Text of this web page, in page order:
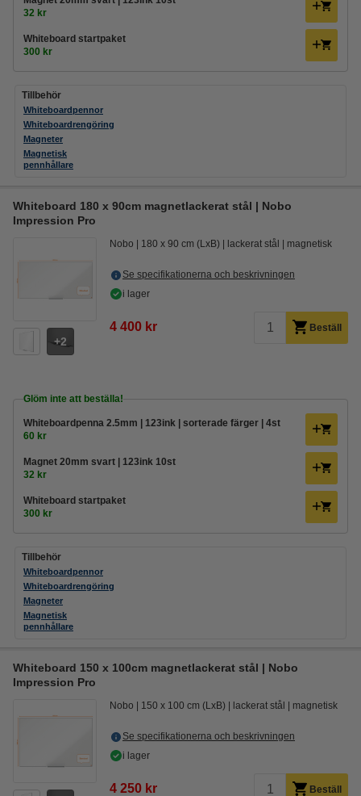
32 kr
Whiteboard startpaket
300 kr
Tillbehör
Whiteboardpennor
Whiteboardrengöring
Magneter
Magnetisk
pennhållare
Whiteboard 180 x 90cm magnetlackerat stål | Nobo
Impression Pro
2
Nobo 180 x 90 cm (LxB) lackerat stål magnetisk
Se specifikationerna och beskrivningen
i lager
4 400 kr Beställ
Glöm inte att beställa!
Whiteboardpenna 2.5mm | 123ink | sorterade färger | 4st
60 kr
Magnet 20mm svart | 123ink 10st
32 kr
Whiteboard startpaket
300 kr
Tillbehör
Whiteboardpennor
Whiteboardrengöring
Magneter
Magnetisk
pennhållare
Whiteboard 150 x 100cm magnetlackerat stål | Nobo
Impression Pro
Nobo 150 x 100 cm (LxB) lackerat stål magnetisk
Se specifikationerna och beskrivningen
i lager
4 250 kr Beställ